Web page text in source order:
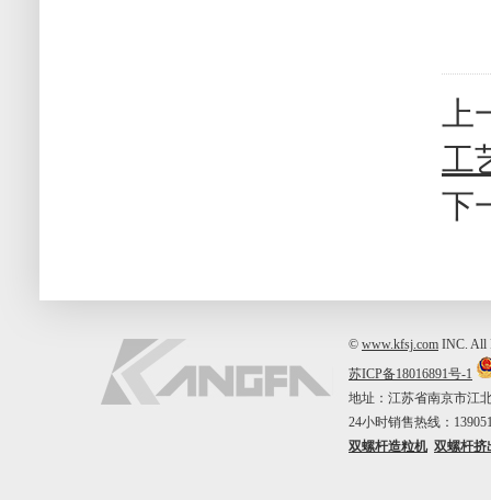
上
工
下
© www.kfsj.com INC. All
苏ICP备18016891号-1
地址：江苏省南京市江
24小时销售热线：
双螺杆造粒机 双螺杆挤